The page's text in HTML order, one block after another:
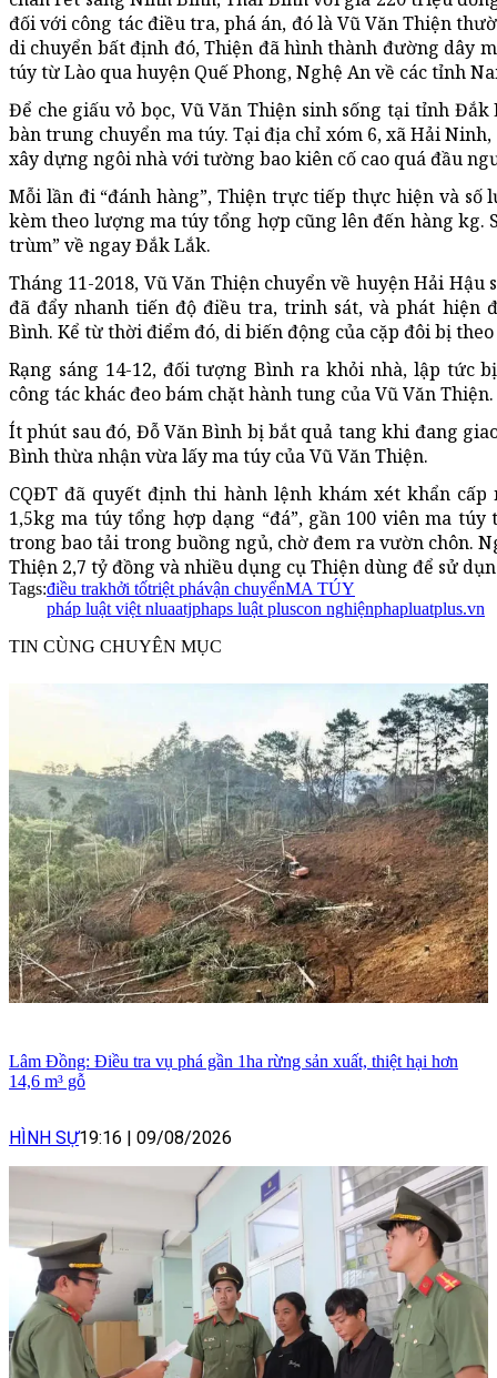
đối với công tác điều tra, phá án, đó là Vũ Văn Thiện
di chuyển bất định đó, Thiện đã hình thành đường dây
túy từ Lào qua huyện Quế Phong, Nghệ An về các tỉnh
Để che giấu vỏ bọc, Vũ Văn Thiện sinh sống tại tỉnh
bàn trung chuyển ma túy. Tại địa chỉ xóm 6, xã Hải
xây dựng ngôi nhà với tường bao kiên cố cao quá đầu
Mỗi lần đi “đánh hàng”, Thiện trực tiếp thực hiện và
kèm theo lượng ma túy tổng hợp cũng lên đến hàng kg.
trùm” về ngay Đắk Lắk.
Tháng 11-2018, Vũ Văn Thiện chuyển về huyện Hải
đã đẩy nhanh tiến độ điều tra, trinh sát, và phát hiện
Bình. Kể từ thời điểm đó, di biến động của cặp đôi bị theo
Rạng sáng 14-12, đối tượng Bình ra khỏi nhà, lập tức
công tác khác đeo bám chặt hành tung của Vũ Văn Thiện.
Ít phút sau đó, Đỗ Văn Bình bị bắt quả tang khi đang
Bình thừa nhận vừa lấy ma túy của Vũ Văn Thiện.
CQĐT đã quyết định thi hành lệnh khám xét khẩn
1,5kg ma túy tổng hợp dạng “đá”, gần 100 viên ma
trong bao tải trong buồng ngủ, chờ đem ra vườn chôn.
Thiện 2,7 tỷ đồng và nhiều dụng cụ Thiện dùng để sử
Tags:điều trakhởi tốtriệt phávận chuyểnMA TÚY
pháp luật việt nluaatjphaps luật pluscon nghiệnphapluatplus.vn
TIN CÙNG CHUYÊN MỤC
Lâm Đồng: Điều tra vụ phá gần 1ha rừng sản xuất, thiệt hại hơn
14,6 m³ gỗ
HÌNH SỰ19:16 | 09/08/2026